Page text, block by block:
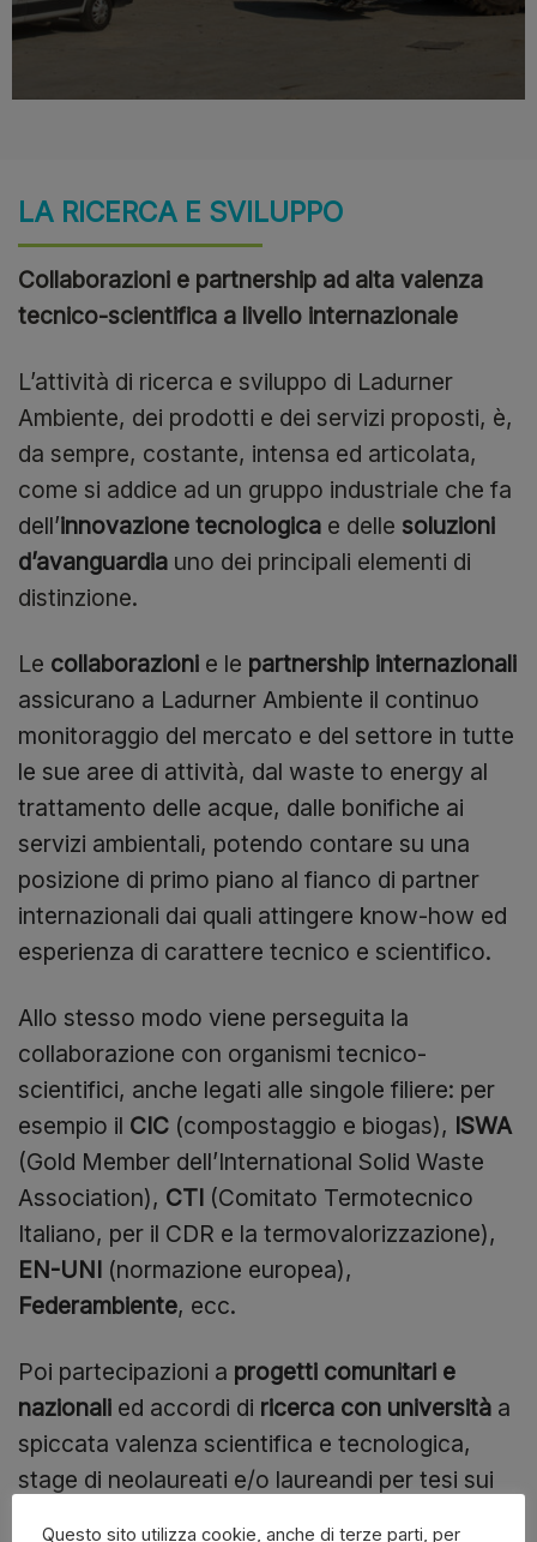
LA RICERCA E SVILUPPO
Collaborazioni e partnership ad alta valenza
tecnico-scientifica a livello internazionale
L’attività di ricerca e sviluppo di Ladurner
Ambiente, dei prodotti e dei servizi proposti, è,
da sempre, costante, intensa ed articolata,
come si addice ad un gruppo industriale che fa
dell’innovazione tecnologica e delle soluzioni
d’avanguardia uno dei principali elementi di
distinzione.
Le collaborazioni e le partnership internazionali
assicurano a Ladurner Ambiente il continuo
monitoraggio del mercato e del settore in tutte
le sue aree di attività, dal waste to energy al
trattamento delle acque, dalle bonifiche ai
servizi ambientali, potendo contare su una
posizione di primo piano al fianco di partner
internazionali dai quali attingere know-how ed
esperienza di carattere tecnico e scientifico.
Allo stesso modo viene perseguita la
collaborazione con organismi tecnico-
scientifici, anche legati alle singole filiere: per
esempio il CIC (compostaggio e biogas), ISWA
(Gold Member dell’International Solid Waste
Association), CTI (Comitato Termotecnico
Italiano, per il CDR e la termovalorizzazione),
EN-UNI (normazione europea),
Federambiente, ecc.
Poi partecipazioni a progetti comunitari e
nazionali ed accordi di ricerca con università a
spiccata valenza scientifica e tecnologica,
stage di neolaureati e/o laureandi per tesi sui
Questo sito utilizza cookie, anche di terze parti, per